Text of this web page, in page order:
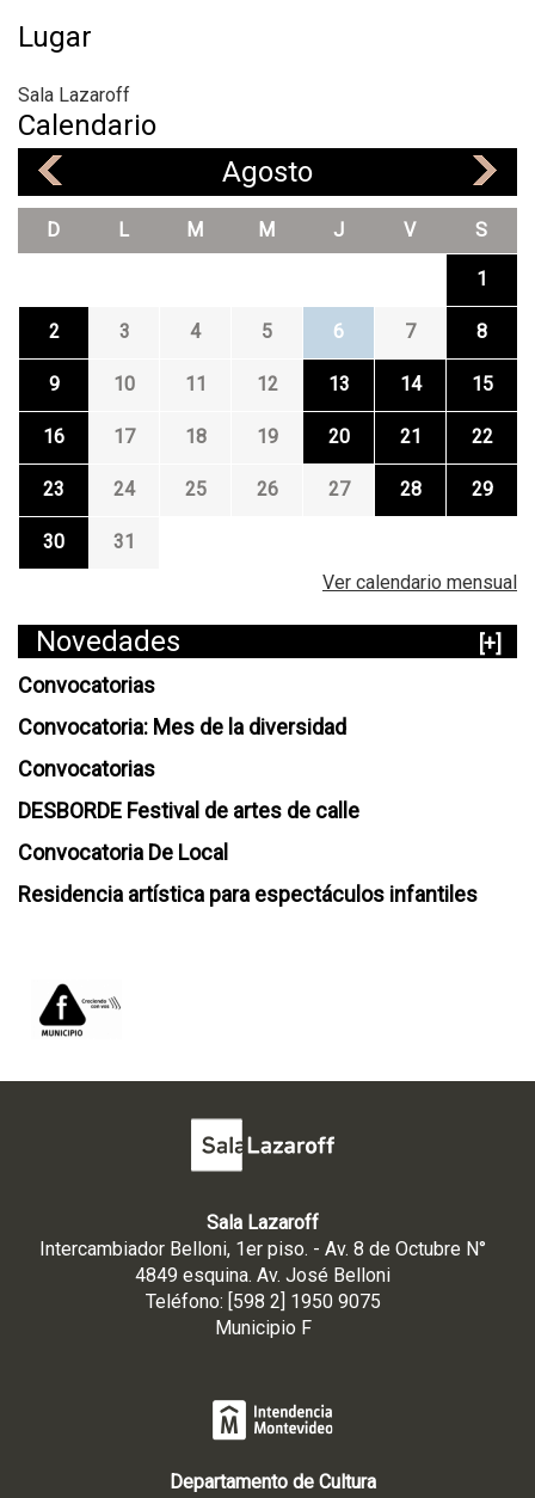
Lugar
Sala Lazaroff
Calendario
Agosto
D L M M J V S
1
2 3 4 5 6 7 8
9 10 11 12 13 14 15
16 17 18 19 20 21 22
23 24 25 26 27 28 29
30
31
Ver calendario mensual
Novedades
[+]
Convocatorias
Convocatoria: Mes de la diversidad
Convocatorias
DESBORDE Festival de artes de calle
Convocatoria De Local
Residencia artística para espectáculos infantiles
Sala Lazaroff
Intercambiador Belloni, 1er piso. - Av. 8 de Octubre N°
4849 esquina. Av. José Belloni
Teléfono: [598 2] 1950 9075
Municipio F
Departamento de Cultura